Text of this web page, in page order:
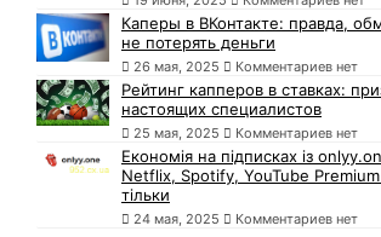
Каперы в ВКонтакте: правда,
не потерять деньги
26 мая, 2025 Комментариев нет
Рейтинг капперов в ставках:
настоящих специалистов
25 мая, 2025 Комментариев нет
Економія на підписках із
Netflix, Spotify, YouTube Premium
тільки
24 мая, 2025 Комментариев нет